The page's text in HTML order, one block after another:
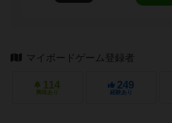
マイボードゲーム登録者
114
興味あり
249
経験あり